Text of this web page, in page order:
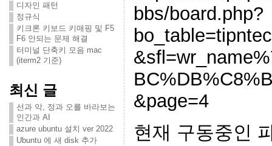
디자인 패턴
정규식
키크론 키보드 키매핑 및 F5
F6 안되는 문제 해결
터미널 단축키 모음 mac
(iterm2 기준)
최신 글
선과 악, 정과 오를 바라보는
인간과 AI
azure ubuntu 설치 ver 2022
Ubuntu 에 새 disk 추가
bbs/board.php?
&page=4
현재 구동중인